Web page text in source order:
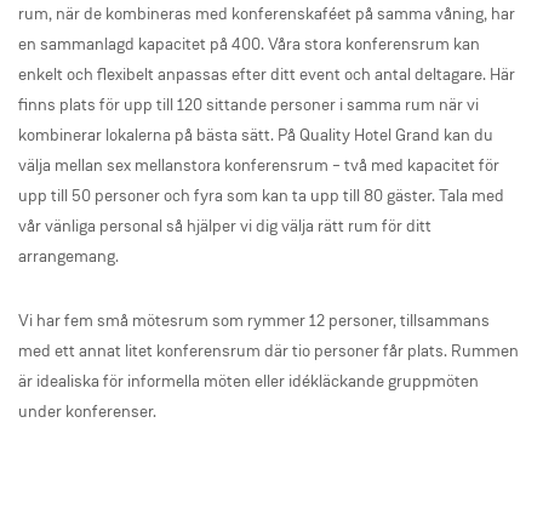
rum, när de kombineras med konferenskaféet på samma våning, har
en sammanlagd kapacitet på 400. Våra stora konferensrum kan
enkelt och flexibelt anpassas efter ditt event och antal deltagare. Här
finns plats för upp till 120 sittande personer i samma rum när vi
kombinerar lokalerna på bästa sätt. På Quality Hotel Grand kan du
välja mellan sex mellanstora konferensrum – två med kapacitet för
upp till 50 personer och fyra som kan ta upp till 80 gäster. Tala med
vår vänliga personal så hjälper vi dig välja rätt rum för ditt
arrangemang.
Vi har fem små mötesrum som rymmer 12 personer, tillsammans
med ett annat litet konferensrum där tio personer får plats. Rummen
är idealiska för informella möten eller idékläckande gruppmöten
under konferenser.